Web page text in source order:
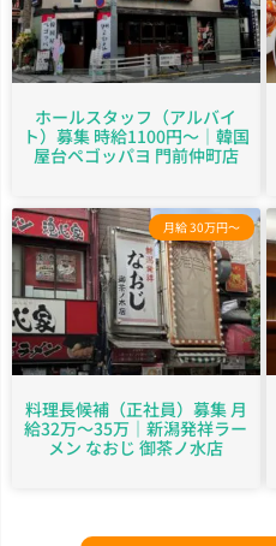
ホールスタッフ（アルバイ
ト）募集 時給1100円～｜韓国
屋台ペゴッパヨ 門前仲町店
月給 30万円～
料理長候補（正社員）募集 月
給32万～35万｜新潟発祥ラー
メン なおじ 御茶ノ水店